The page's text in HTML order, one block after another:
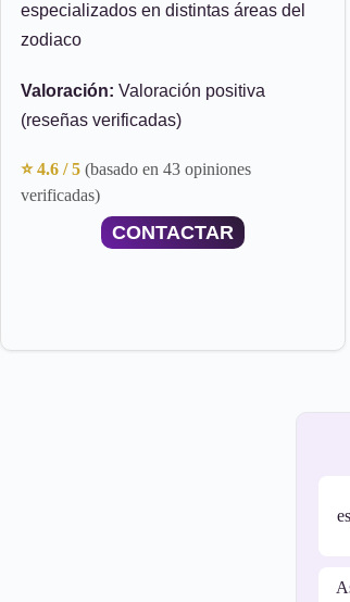
especializados en distintas áreas del
zodiaco
Valoración: Valoración positiva
(reseñas verificadas)
⭐ 4.6 / 5 (basado en 43 opiniones
verificadas)
CONTACTAR